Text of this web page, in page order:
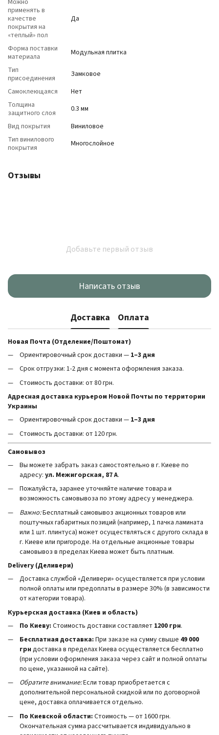
Можно
применять в
качестве
покрытия на
«теплый» пол
Да
Форма поставки
материала
Модульная плитка
Тип
присоединения
Замковое
Самоклеющаяся
Нет
Толщина
защитного слоя
0.3 мм
Вид покрытия
Виниловое
Тип винилового
покрытия
Многослойное
Отзывы
Добавьте первый отзыв
Написать отзыв
Доставка Оплата
Новая Почта (Отделение/Поштомат)
Ориентировочный срок доставки — 1–3 дня
Срок отгрузки: 1-2 дня с момента оформления заказа.
Стоимость доставки: от 80 грн.
Адресная доставка курьером Новой Почты по территории
Украины
Ориентировочный срок доставки — 1–3 дня
Стоимость доставки: от 120 грн.
Самовывоз
Вы можете забрать заказ самостоятельно в г. Киеве по
адресу: ул. Межигорская, 87 А.
Пожалуйста, заранее уточняйте наличие товара и
возможность самовывоза по этому адресу у менеджера.
Важно:Бесплатный самовывоз акционных товаров или
поштучных габаритных позиций (например, 1 пачка ламината
или 1 шт. плинтуса) может осуществляться с другого склада в
г. Киеве или пригороде. На отдельные акционные товары
самовывоз в пределах Киева может быть платным.
Delivery (Деливери)
Доставка службой «Деливери» осуществляется при условии
полной оплаты или предоплаты в размере 30% (в зависимости
от категории товара).
Курьерская доставка (Киев и область)
По Киеву: Стоимость доставки составляет 1200 грн.
Бесплатная доставка: При заказе на сумму свыше 49 000
грн доставка в пределах Киева осуществляется бесплатно
(при условии оформления заказа через сайт и полной оплаты
по цене, указанной на сайте).
Обратите внимание:Если товар приобретается с
дополнительной персональной скидкой или по договорной
цене, доставка оплачивается отдельно.
По Киевской области: Стоимость — от 1600 грн.
Окончательная сумма рассчитывается индивидуально в